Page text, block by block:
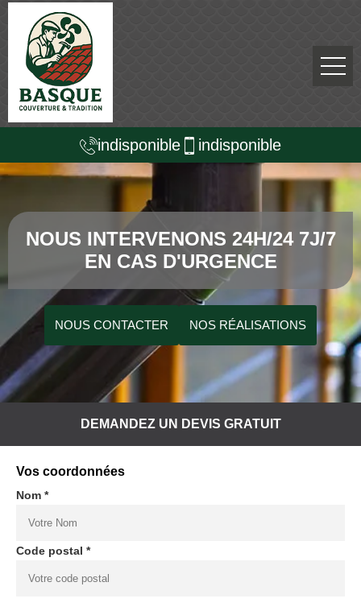
indisponible indisponible
NOUS INTERVENONS 24H/24 7J/7
EN CAS D'URGENCE
NOUS CONTACTER NOS RÉALISATIONS
DEMANDEZ UN DEVIS GRATUIT
Vos coordonnées
Nom *
Code postal *